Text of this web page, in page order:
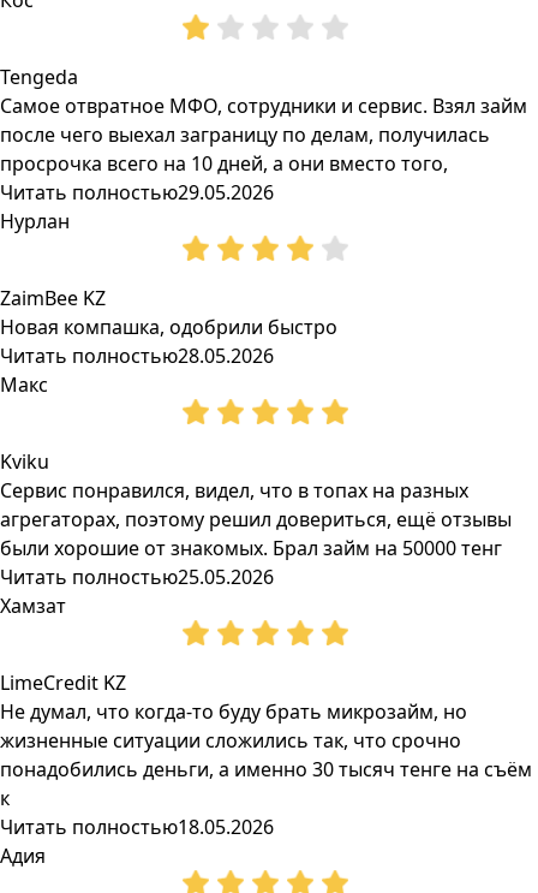
Tengeda
Самое отвратное МФО, сотрудники и сервис. Взял займ
после чего выехал заграницу по делам, получилась
просрочка всего на 10 дней, а они вместо того,
Читать полностью29.05.2026
Нурлан
ZaimBee KZ
Новая компашка, одобрили быстро
Читать полностью28.05.2026
Макс
Kviku
Сервис понравился, видел, что в топах на разных
агрегаторах, поэтому решил довериться, ещё отзывы
были хорошие от знакомых. Брал займ на 50000 тенг
Читать полностью25.05.2026
Хамзат
LimeCredit KZ
Не думал, что когда-то буду брать микрозайм, но
жизненные ситуации сложились так, что срочно
понадобились деньги, а именно 30 тысяч тенге на съём
к
Читать полностью18.05.2026
Адия